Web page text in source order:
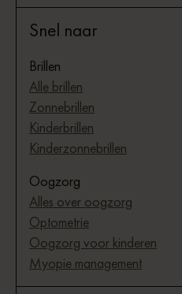
Snel naar
Brillen
Alle brillen
Zonnebrillen
Kinderbrillen
Kinderzonnebrillen
Oogzorg
Alles over oogzorg
Optometrie
Oogzorg voor kinderen
Myopie management